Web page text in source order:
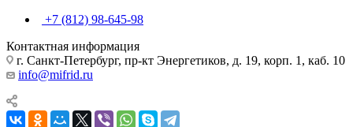
+7 (812) 98-645-98
Контактная информация
г. Санкт-Петербург, пр-кт Энергетиков, д. 19, корп. 1, каб. 10
info@mifrid.ru